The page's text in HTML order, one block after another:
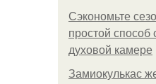
Сэкономьте
простой
духовой камере
Замиокулькас